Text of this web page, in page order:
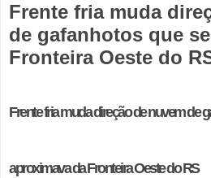
Frente fria muda
de gafanhotos que
Fronteira Oeste do
Frente fria muda direção de nuvem de
aproximava da Fronteira Oeste do RS